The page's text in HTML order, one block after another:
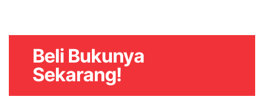
Beli Bukunya
Sekarang!